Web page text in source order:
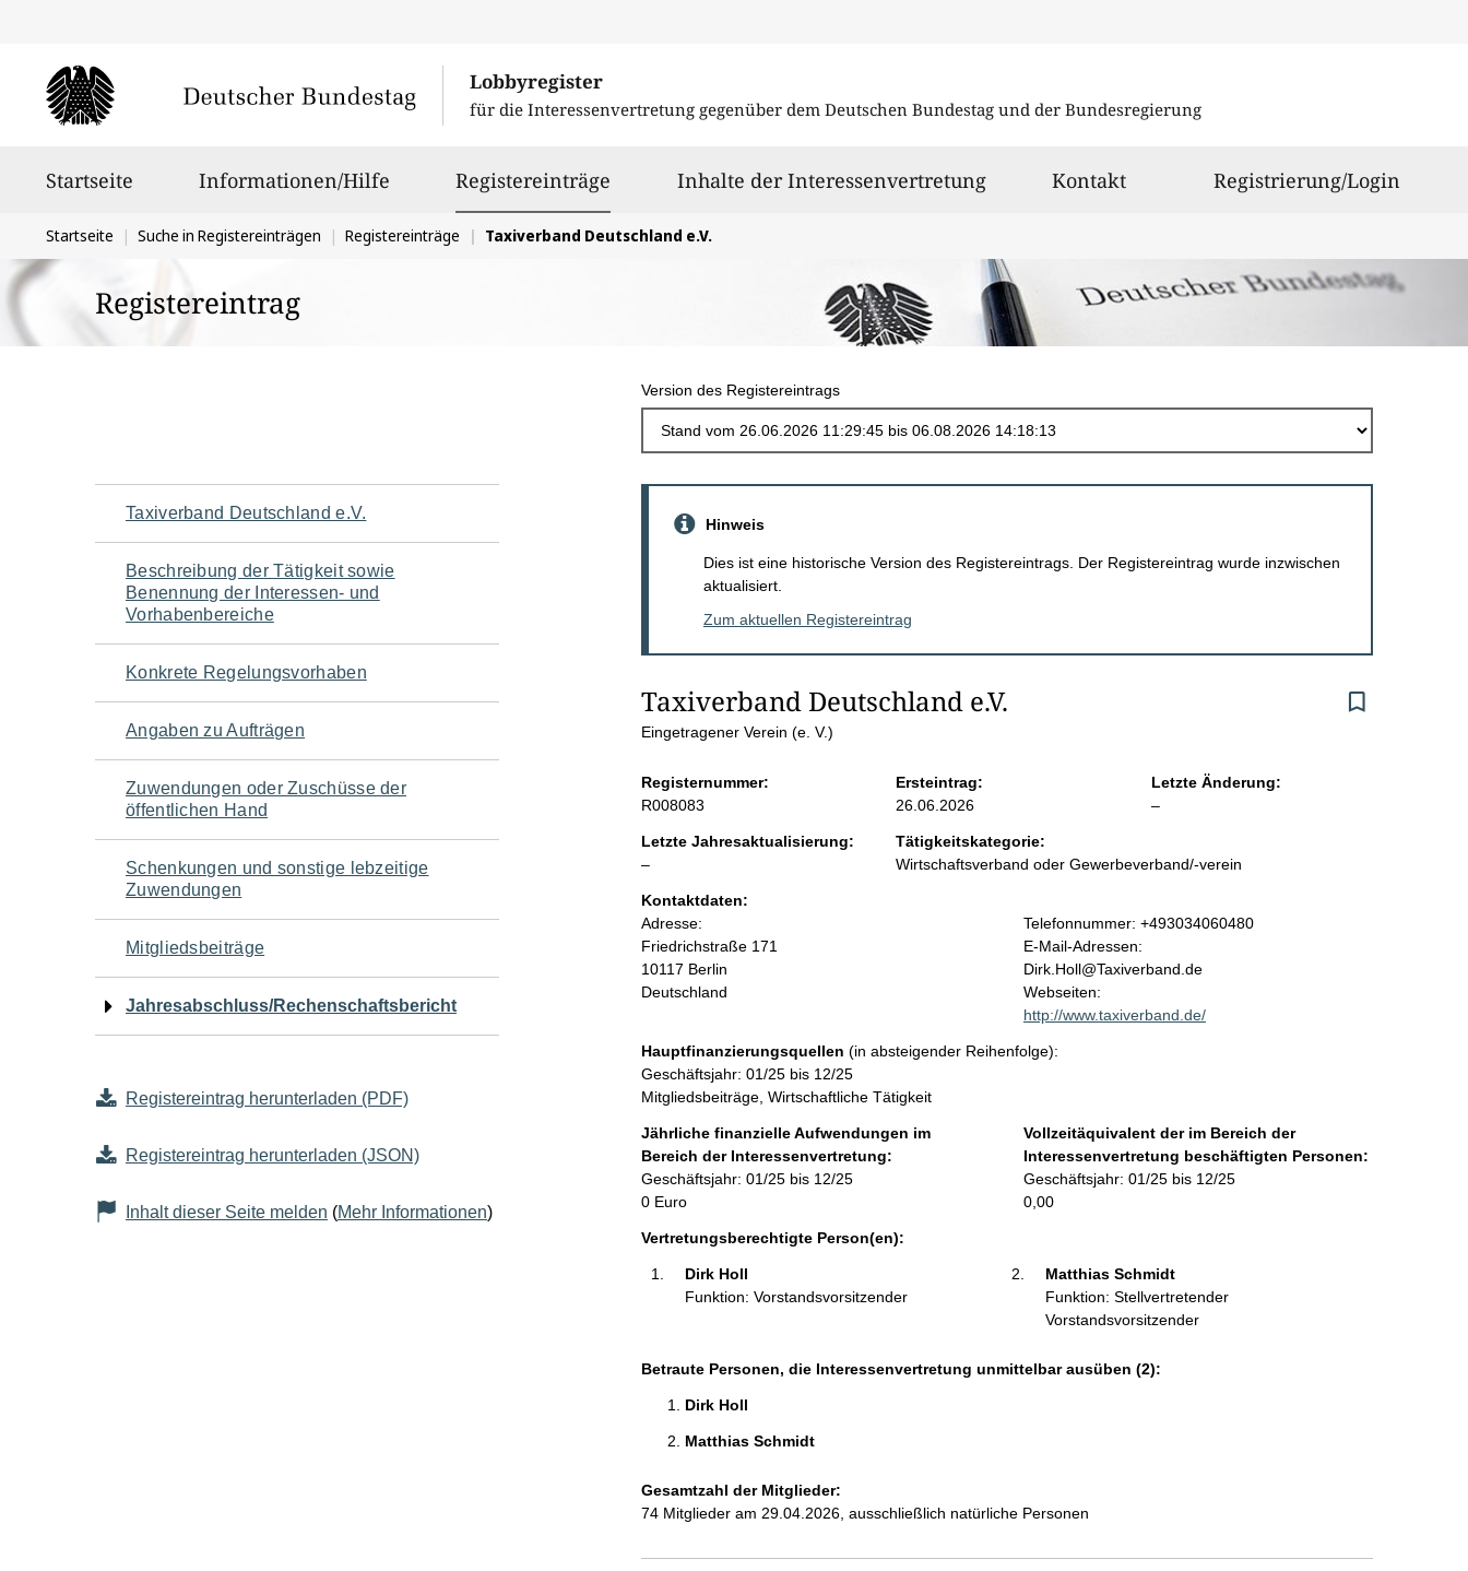
Lobbyregister
für die Interessenvertretung gegenüber dem Deutschen Bundestag und der Bundesregierung
Startseite Informationen/Hilfe Registereinträge ausgewähltInhalte der Interessenvertretung Kontakt Registrierung/Login
Sie
befinden
sich
hier:
Startseite Suche in Registereinträgen Registereinträge Taxiverband Deutschland e.V.
Registereintrag
Version des Registereintrags
Navigation
für
den
Seiteninhalt
Taxiverband Deutschland e.V.
Beschreibung der Tätigkeit sowie
Benennung der Interessen- und
Vorhabenbereiche
Konkrete Regelungsvorhaben
Angaben zu Aufträgen
Zuwendungen oder Zuschüsse der
öffentlichen Hand
Schenkungen und sonstige lebzeitige
Zuwendungen
Mitgliedsbeiträge
Jahresabschluss/Rechenschaftsbericht
Registereintrag herunterladen (PDF)
Registereintrag herunterladen (JSON)
Inhalt dieser Seite melden (Mehr Informationen)
e
n
i
n
h
a
l
t
Hinweis
Dies ist eine historische Version des Registereintrags. Der Registereintrag wurde inzwischen
aktualisiert.
Zum aktuellen Registereintrag
Taxiverband Deutschland e.V.
Eingetragener Verein (e. V.)
Registernummer:
R008083
Ersteintrag:
26.06.2026
Letzte Änderung:
–l
r
Letzte Jahresaktualisierung:
–l
e
r
Tätigkeitskategorie:
Wirtschaftsverband oder Gewerbeverband/-verein
Kontaktdaten:
Adresse:
Friedrichstraße 171
10117 Berlin
Deutschland
K
o
n
t
a
t
f
o
r
m
Telefonnummer: +493034060480
E-Mail-Adressen:
Dirk.Holl@Taxiverband.de
Webseiten:
http://www.taxiverband.de/
Hauptfinanzierungsquellen (in absteigender Reihenfolge):
Geschäftsjahr: 01/25 bis 12/25
Mitgliedsbeiträge, Wirtschaftliche Tätigkeit
Jährliche finanzielle Aufwendungen im
Bereich der Interessenvertretung:
Geschäftsjahr: 01/25 bis 12/25
0 Euro
Vollzeitäquivalent der im Bereich der
Interessenvertretung beschäftigten Personen:
Geschäftsjahr: 01/25 bis 12/25
0,00
Vertretungsberechtigte Person(en):
Dirk Holl
Funktion: Vorstandsvorsitzender
Matthias Schmidt
Funktion: Stellvertretender
Vorstandsvorsitzender
Betraute Personen, die Interessenvertretung unmittelbar ausüben (2):
Dirk Holl
Matthias Schmidt
Gesamtzahl der Mitglieder:
74 Mitglieder am 29.04.2026, ausschließlich natürliche Personen